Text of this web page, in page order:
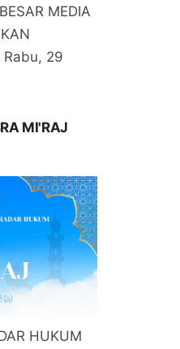
MEDIA
Rabu, 29
MI'RAJ
HUKUM